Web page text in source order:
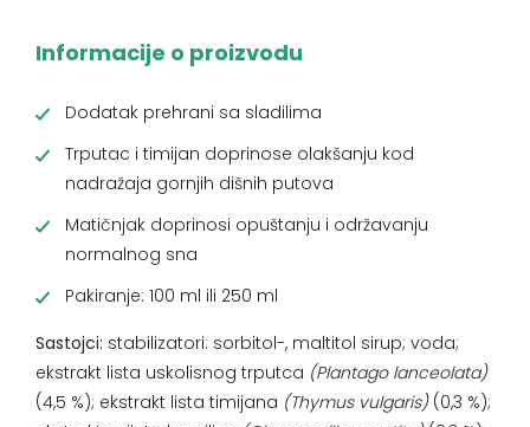
Informacije o proizvodu
Dodatak prehrani sa sladilima
Trputac i timijan doprinose olakšanju kod
nadražaja gornjih dišnih putova
Matičnjak doprinosi opuštanju i održavanju
normalnog sna
Pakiranje: 100 ml ili 250 ml
Sastojci: stabilizatori: sorbitol-, maltitol sirup; voda;
ekstrakt lista uskolisnog trputca (Plantago lanceolata)
(4,5 %); ekstrakt lista timijana (Thymus vulgaris)(0,3 %);